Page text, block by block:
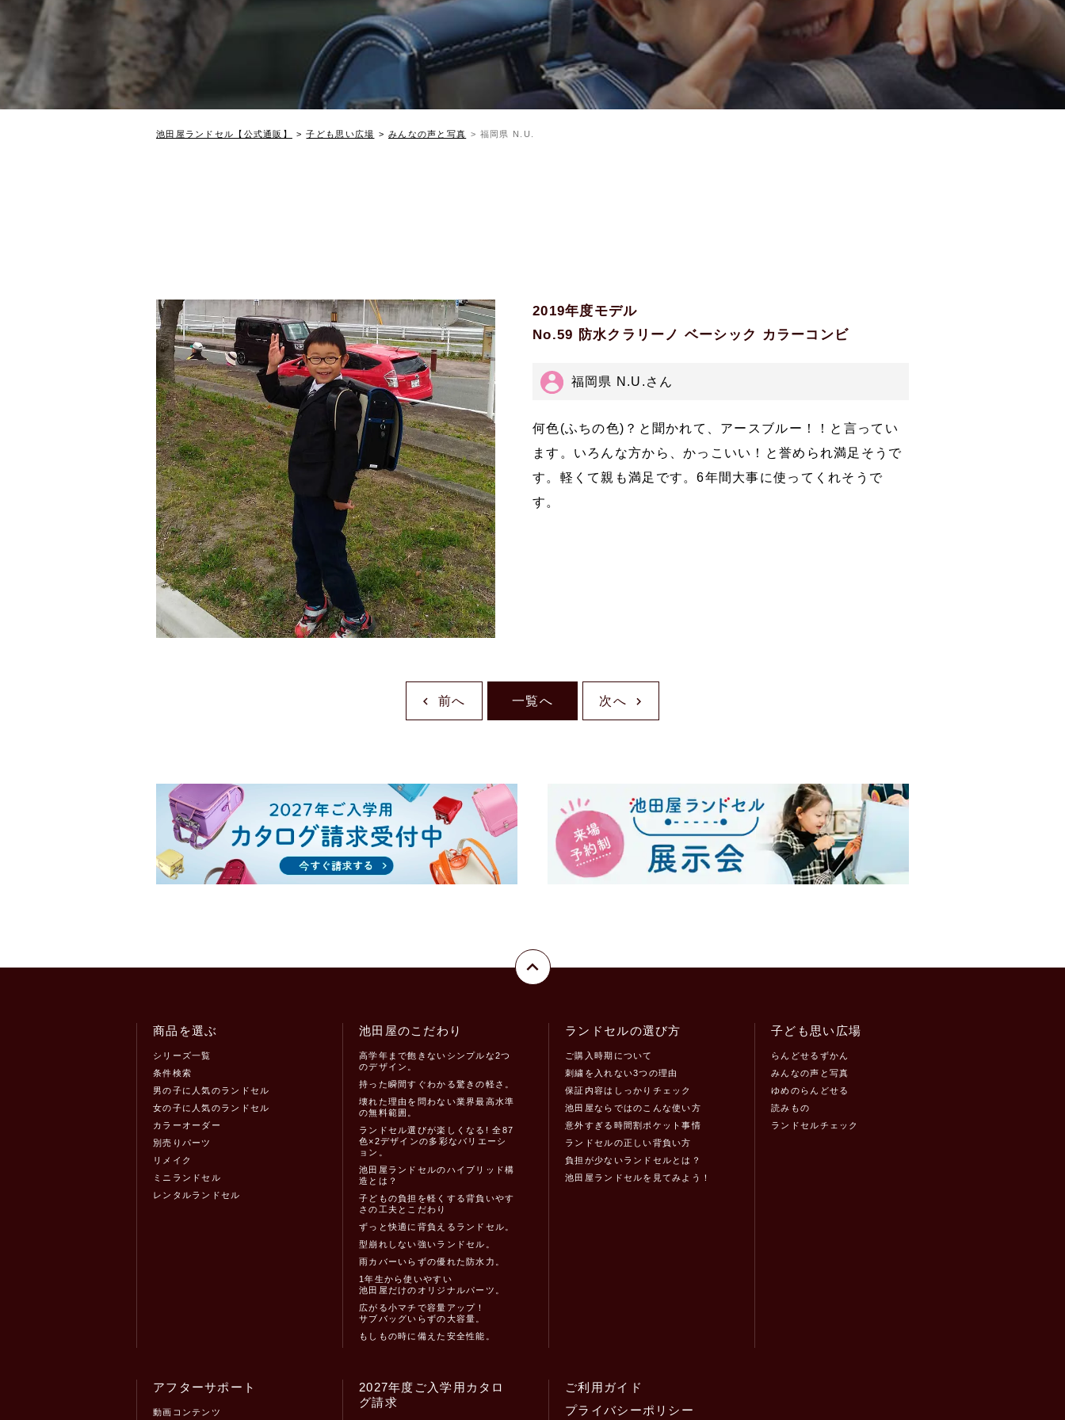
池田屋ランドセル【公式通販】 子ども思い広場 みんなの声と写真 福岡県 N.U.
2019年度モデル
No.59 防水クラリーノ ベーシック カラーコンビ
福岡県 N.U.さん
何色(ふちの色)？と聞かれて、アースブルー！！と言ってい
ます。いろんな方から、かっこいい！と誉められ満足そうで
す。軽くて親も満足です。6年間大事に使ってくれそうで
す。
前へ 次へ
一覧へ
商品を選ぶ
シリーズ一覧
条件検索
男の子に人気のランドセル
女の子に人気のランドセル
カラーオーダー
別売りパーツ
リメイク
ミニランドセル
レンタルランドセル
池田屋のこだわり
高学年まで飽きないシンプルな2つ
のデザイン。
持った瞬間すぐわかる驚きの軽さ。
壊れた理由を問わない業界最高水準
の無料範囲。
ランドセル選びが楽しくなる! 全87
色×2デザインの多彩なバリエーシ
ョン。
池田屋ランドセルのハイブリッド構
造とは？
子どもの負担を軽くする背負いやす
さの工夫とこだわり
ずっと快適に背負えるランドセル。
型崩れしない強いランドセル。
雨カバーいらずの優れた防水力。
1年生から使いやすい
池田屋だけのオリジナルパーツ。
広がる小マチで容量アップ！
サブバッグいらずの大容量。
もしもの時に備えた安全性能。
ランドセルの選び方
ご購入時期について
刺繍を入れない3つの理由
保証内容はしっかりチェック
池田屋ならではのこんな使い方
意外すぎる時間割ポケット事情
ランドセルの正しい背負い方
負担が少ないランドセルとは？
池田屋ランドセルを見てみよう！
子ども思い広場
らんどせるずかん
みんなの声と写真
ゆめのらんどせる
読みもの
ランドセルチェック
アフターサポート
動画コンテンツ
2027年度ご入学用カタロ
グ請求
ご利用ガイド
プライバシーポリシー